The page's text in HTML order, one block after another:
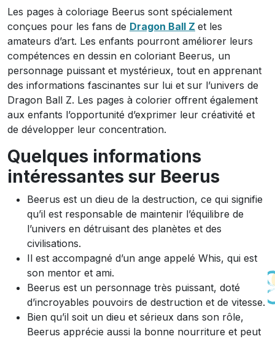
Les pages à coloriage Beerus sont spécialement
conçues pour les fans de Dragon Ball Z et les
amateurs d’art. Les enfants pourront améliorer leurs
compétences en dessin en coloriant Beerus, un
personnage puissant et mystérieux, tout en apprenant
des informations fascinantes sur lui et sur l’univers de
Dragon Ball Z. Les pages à colorier offrent également
aux enfants l’opportunité d’exprimer leur créativité et
de développer leur concentration.
Quelques informations
intéressantes sur Beerus
Beerus est un dieu de la destruction, ce qui signifie
qu’il est responsable de maintenir l’équilibre de
l’univers en détruisant des planètes et des
civilisations.
Il est accompagné d’un ange appelé Whis, qui est
son mentor et ami.
Beerus est un personnage très puissant, doté
d’incroyables pouvoirs de destruction et de vitesse.
Bien qu’il soit un dieu et sérieux dans son rôle,
Beerus apprécie aussi la bonne nourriture et peut